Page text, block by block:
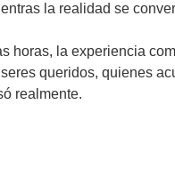
la realidad se
horas, la experiencia
queridos, quienes
realmente.